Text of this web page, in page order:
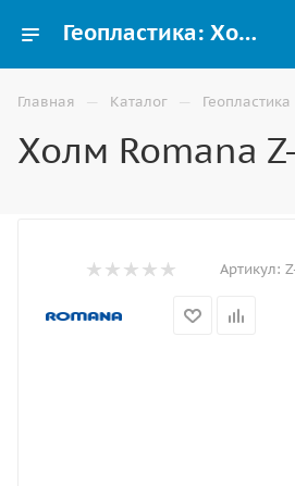
Геопластика: Холм Romana Z-43 - купить в Волгограде: цены, фото, характеристики, отзывы | ВИНКО
Главная — Каталог — Геопластика
Холм Romana
Артикул: